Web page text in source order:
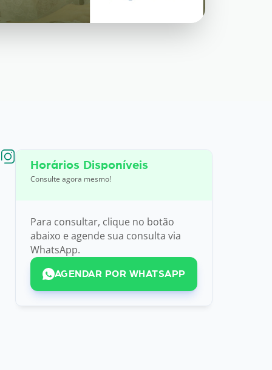
Horários Disponíveis
Consulte agora mesmo!
Para consultar, clique no botão
abaixo e agende sua consulta via
WhatsApp.
AGENDAR POR WHATSAPP